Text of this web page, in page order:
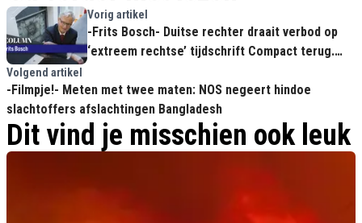
Vorig artikel
-Frits Bosch- Duitse rechter draait verbod op
‘extreem rechtse’ tijdschrift Compact terug.
Volgend artikel
-Filmpje!- Meten met twee maten: NOS negeert hindoe
slachtoffers afslachtingen Bangladesh
Dit vind je misschien ook leuk